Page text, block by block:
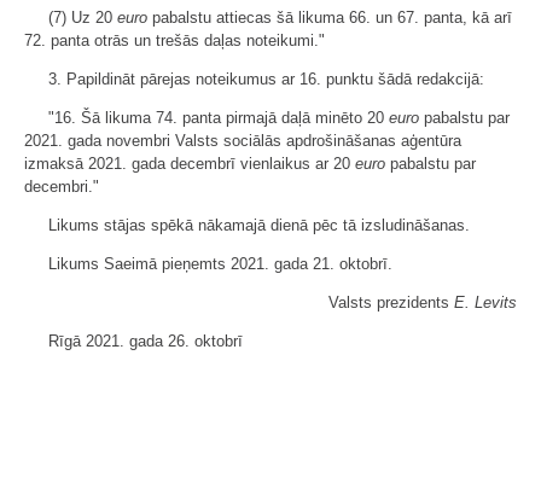
(7) Uz 20 euro pabalstu attiecas šā likuma 66. un 67. panta, kā arī
72. panta otrās un trešās daļas noteikumi."
3. Papildināt pārejas noteikumus ar 16. punktu šādā redakcijā:
"16. Šā likuma 74. panta pirmajā daļā minēto 20 euro pabalstu par
2021. gada novembri Valsts sociālās apdrošināšanas aģentūra
izmaksā 2021. gada decembrī vienlaikus ar 20 euro pabalstu par
decembri."
Likums stājas spēkā nākamajā dienā pēc tā izsludināšanas.
Likums Saeimā pieņemts 2021. gada 21. oktobrī.
Valsts prezidents E. Levits
Rīgā 2021. gada 26. oktobrī